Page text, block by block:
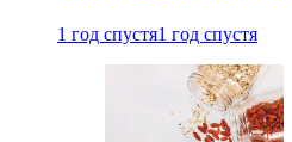
1 год спустя1 год спустя